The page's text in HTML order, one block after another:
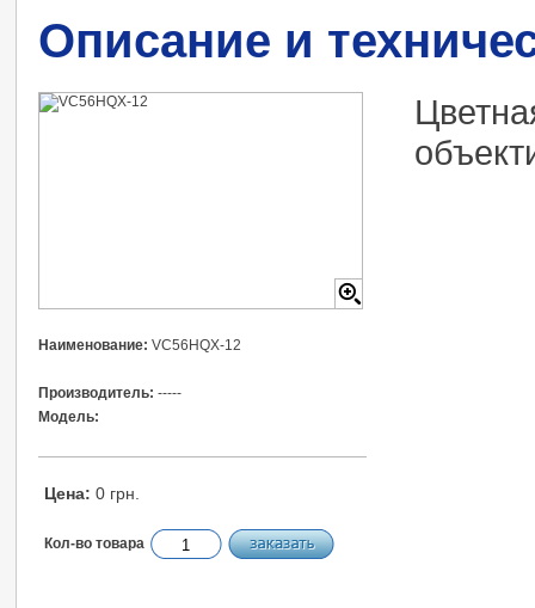
Описание и
Наименование: VC56HQX-12
Производитель: -----
Модель:
Цена: 0 грн.
Кол-во товара